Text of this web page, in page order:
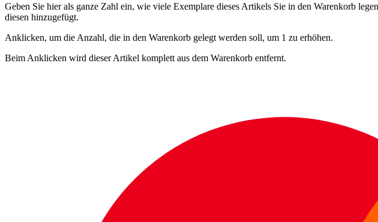
Geben Sie hier als ganze Zahl ein, wie viele Exemplare dieses Artikels Sie in den Warenkorb
diesen hinzugefügt.
Anklicken, um die Anzahl, die in den Warenkorb gelegt werden soll, um 1 zu erhöhen.
Beim Anklicken wird dieser Artikel komplett aus dem Warenkorb entfernt.